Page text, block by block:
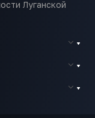
Луганской